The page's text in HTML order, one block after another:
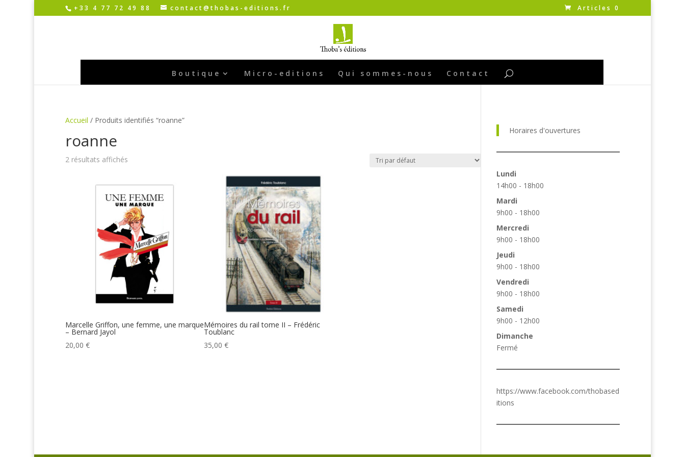
+33 4 77 72 49 88 contact@thobas-editions.fr Articles 0
Boutique Micro-editions Qui sommes-nous Contact
Accueil / Produits identifiés “roanne”
roanne
2 résultats affichés
Marcelle Griffon, une femme, une marque
– Bernard Jayol
20,00 €
Mémoires du rail tome II – Frédéric
Toublanc
35,00 €
Horaires d'ouvertures
Lundi
14h00 - 18h00
Mardi
9h00 - 18h00
Mercredi
9h00 - 18h00
Jeudi
9h00 - 18h00
Vendredi
9h00 - 18h00
Samedi
9h00 - 12h00
Dimanche
Fermé
https://www.facebook.com/thobased
itions